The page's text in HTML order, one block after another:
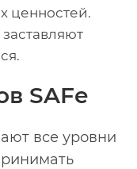
ценностей.
SAFe
все уровни